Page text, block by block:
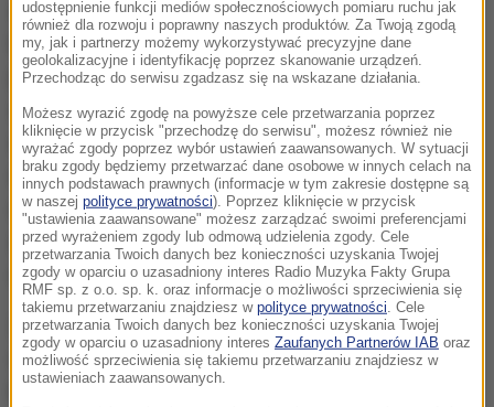
zaapelować do Komisji Europejskiej, żeby po
konsultacji z organizacjami konsumentów,
producentami i innymi zainteresowanymi
stronami przygotowała odpowiednie przepisy i
stworzyła niezależny system testowania i
wykrywania przypadków sztucznie skracanego
cyklu życia produktów. Możliwości naprawy powinny
zostać zwiększone, a producenci powinni zapewniać
dostęp do części zamiennych.
Z unijnych sondaży wynika, że 77 proc. obywateli UE
wolałby naprawić zepsuty sprzęt niż wyrzucić go i
kupić nowy. Producentów należy więc zachęcać do
udostępnienie funkcji mediów społecznościowych pomiaru ruchu jak
również dla rozwoju i poprawny naszych produktów. Za Twoją zgodą
my, jak i partnerzy możemy wykorzystywać precyzyjne dane
geolokalizacyjne i identyfikację poprzez skanowanie urządzeń.
Przechodząc do serwisu zgadzasz się na wskazane działania.
Możesz wyrazić zgodę na powyższe cele przetwarzania poprzez
kliknięcie w przycisk "przechodzę do serwisu", możesz również nie
wyrażać zgody poprzez wybór ustawień zaawansowanych. W sytuacji
braku zgody będziemy przetwarzać dane osobowe w innych celach na
innych podstawach prawnych (informacje w tym zakresie dostępne są
w naszej polityce prywatności). Poprzez kliknięcie w przycisk
"ustawienia zaawansowane" możesz zarządzać swoimi preferencjami
przed wyrażeniem zgody lub odmową udzielenia zgody. Cele
przetwarzania Twoich danych bez konieczności uzyskania Twojej
zgody w oparciu o uzasadniony interes Radio Muzyka Fakty Grupa
RMF sp. z o.o. sp. k. oraz informacje o możliwości sprzeciwienia się
takiemu przetwarzaniu znajdziesz w polityce prywatności . Cele
przetwarzania Twoich danych bez konieczności uzyskania Twojej
zgody w oparciu o uzasadniony interes Zaufanych Partnerów IAB oraz
możliwość sprzeciwienia się takiemu przetwarzaniu znajdziesz w
ustawieniach zaawansowanych.